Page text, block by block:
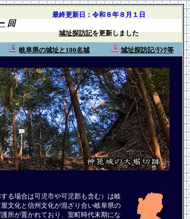
回
最終更新日：令和８年８月１日
城址探訪記を更新しました
岐阜県の城址と100名城 城址探訪記/ﾘﾝｸ等
る場合は可児市や可児郡も含む）は岐
文化と信州文化が混ざり合い岐阜県の
所が置かれており、室町時代末期にな